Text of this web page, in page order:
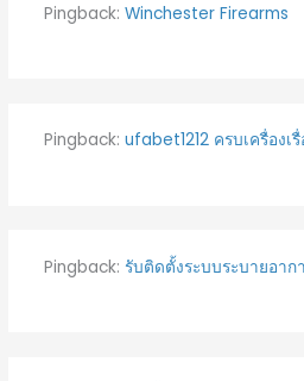
Pingback: Winchester Firearms
Pingback: ufabet1212 ครบเครื่องเ
Pingback: รับติดตั้งระบบระบายอาก